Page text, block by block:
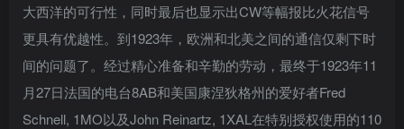
大西洋的可行性，同时最后也显示出CW等幅报比火花信号
更具有优越性。到1923年，欧洲和北美之间的通信仅剩下时
间的问题了。经过精心准备和辛勤的劳动，最终于1923年11
月27日法国的电台8AB和美国康涅狄格州的爱好者Fred
Schnell, 1MO以及John Reinartz, 1XAL在特别授权使用的110